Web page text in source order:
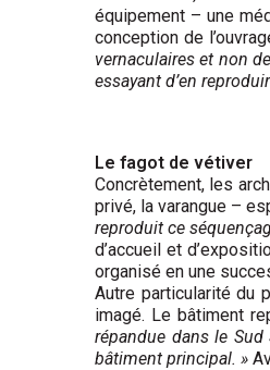
équipement – une
conception de
vernaculaires et non
essayant d’en
Le fagot de vétiver
Concrètement, les
privé, la varangue –
reproduit ce
d’accueil et
organisé en une
Autre particularité du
imagé. Le bâtiment
répandue dans le
bâtiment principal. »